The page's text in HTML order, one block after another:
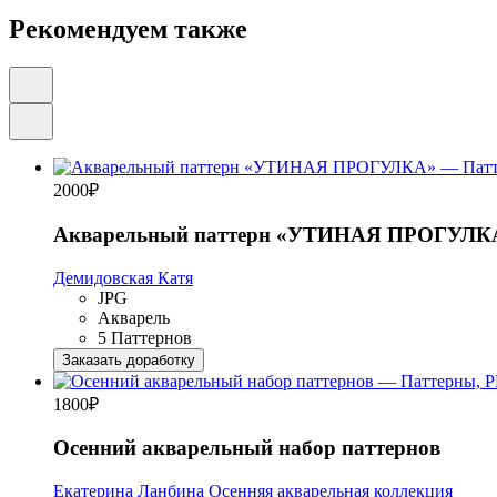
Рекомендуем также
2000₽
Акварельный паттерн «УТИНАЯ
Демидовская Катя
JPG
Акварель
5 Паттернов
Заказать доработку
1800₽
Осенний акварельный набор паттернов
Екатерина Ланбина Осенняя акварельная коллекция